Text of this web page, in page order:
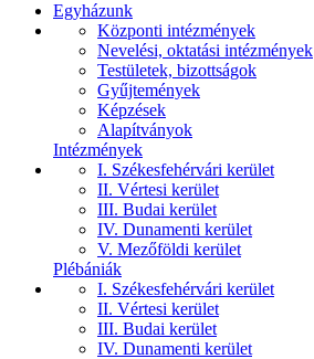
Egyházunk
Központi intézmények
Nevelési, oktatási intézmények
Testületek, bizottságok
Gyűjtemények
Képzések
Alapítványok
Intézmények
I. Székesfehérvári kerület
II. Vértesi kerület
III. Budai kerület
IV. Dunamenti kerület
V. Mezőföldi kerület
Plébániák
I. Székesfehérvári kerület
II. Vértesi kerület
III. Budai kerület
IV. Dunamenti kerület